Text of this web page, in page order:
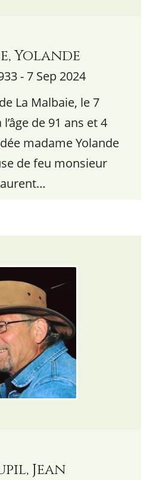
Yolande
- 7 Sep 2024
La Malbaie, le 7
de 91 ans et 4
madame Yolande
de feu monsieur
Jean